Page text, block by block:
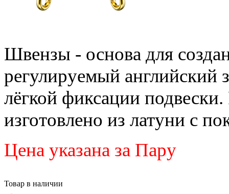
Швензы - основа для
регулируемый английский
лёгкой фиксации подвески.
изготовлено из латуни с
Цена указана за Пару
Товар в наличии